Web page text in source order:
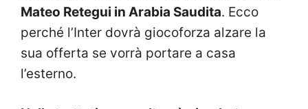
Mateo Retegui in Arabia Saudita. Ecco
perché l’Inter dovrà giocoforza alzare la
sua offerta se vorrà portare a casa
l’esterno.